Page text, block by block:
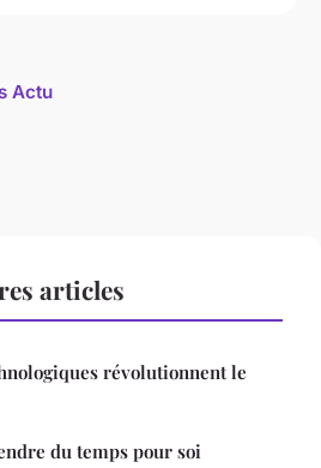
Actu
articles
révolutionnent le
du temps pour soi